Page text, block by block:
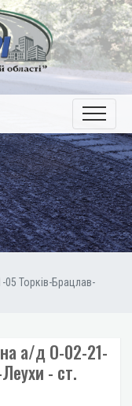
05 Торків-Брацлав-
а/д О-02-21-
- ст.